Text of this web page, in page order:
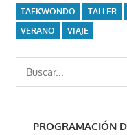
TAEKWONDO
TALLER
VERANO
VIAJE
Buscar:
PROGRAMACIÓN